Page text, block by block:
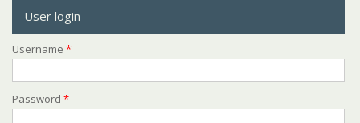
User login
Username *
Password *